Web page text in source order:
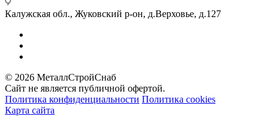
Калужская обл., Жуковский р-он, д.Верховье, д.127
© 2026 МеталлСтройСнаб
Сайт не является публичной офертой.
Политика конфиденциальности Политика cookies
Карта сайта